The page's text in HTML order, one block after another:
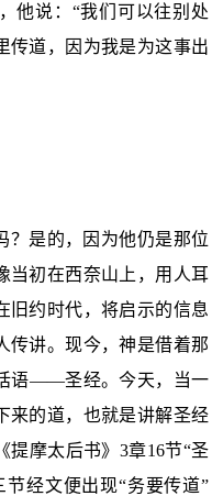
他说：“我们可以往别处
传道，因为我是为这事出
？是的，因为他仍是那位
当初在西奈山上，用人耳
旧约时代，将启示的信息
传讲。现今，神是借着那
语——圣经。今天，当一
来的道，也就是讲解圣经
提摩太后书》 3章16节“圣
经文便出现“务要传道”